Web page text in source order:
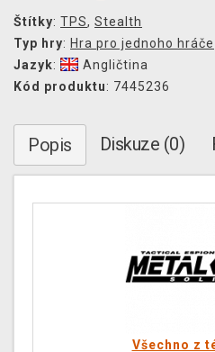
Štítky: TPS, Stealth
Typ hry: Hra pro jednoho hráče
Jazyk:
Angličtina
Kód produktu: 7445236
Popis Diskuze (0)
Všechno z